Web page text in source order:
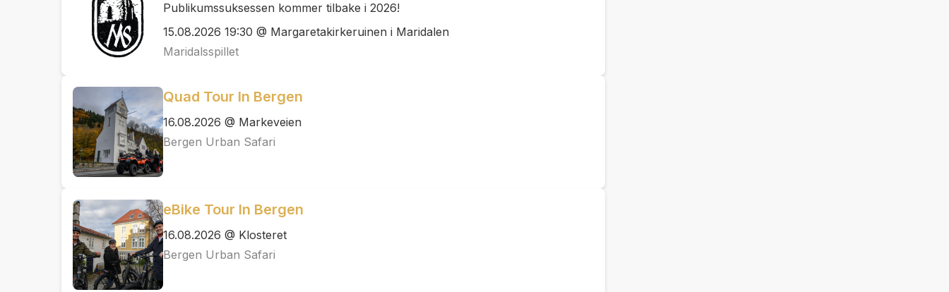
Publikumssuksessen kommer tilbake i 2026!
15.08.2026 19:30 @ Margaretakirkeruinen i Maridalen
Maridalsspillet
Quad Tour In Bergen
16.08.2026 @ Markeveien
Bergen Urban Safari
eBike Tour In Bergen
16.08.2026 @ Klosteret
Bergen Urban Safari